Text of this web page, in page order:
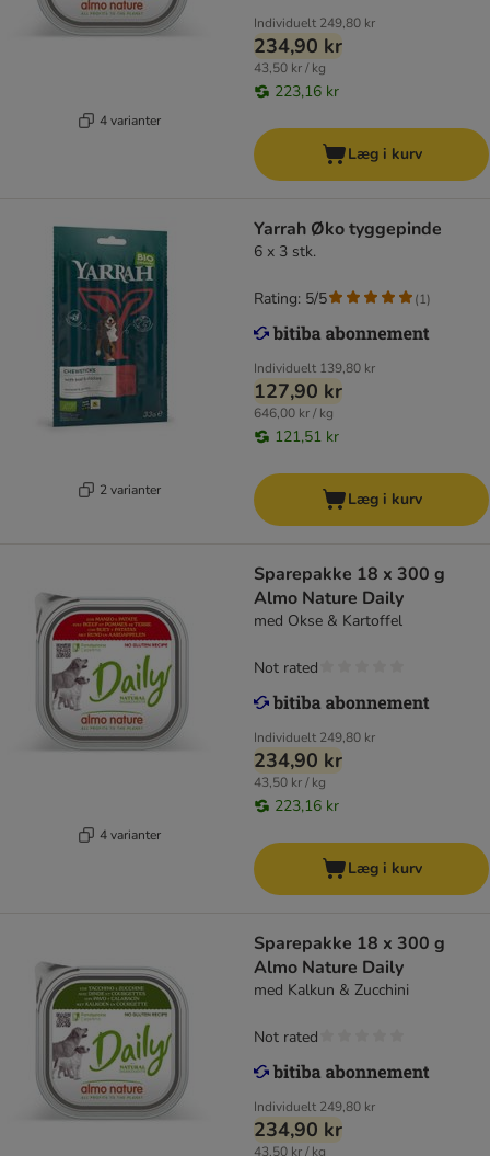
4 varianter
Individuelt 249,80 kr
234,90 kr
43,50 kr / kg
223,16 kr
Læg i kurv
2 varianter
Yarrah Øko tyggepinde
6 x 3 stk.
Individuelt 139,80 kr
127,90 kr
646,00 kr / kg
121,51 kr
Rating: 5/5 (1)
Læg i kurv
4 varianter
Sparepakke 18 x 300 g
Almo Nature Daily
med Okse & Kartoffel
Individuelt 249,80 kr
234,90 kr
43,50 kr / kg
223,16 kr
Not rated
Læg i kurv
Sparepakke 18 x 300 g
Almo Nature Daily
med Kalkun & Zucchini
Individuelt 249,80 kr
234,90 kr
43,50 kr / kg
Not rated